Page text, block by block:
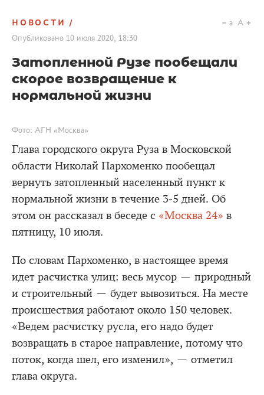
НОВОСТИ
Опубликовано 10 июля 2020, 18:30
a A
Затопленной Рузе пообещали
скорое возвращение к
нормальной жизни
Фото: АГН «Москва»
Глава городского округа Руза в Московской
области Николай Пархоменко пообещал
вернуть затопленный населенный пункт к
нормальной жизни в течение 3-5 дней. Об
этом он рассказал в беседе с «Москва 24» в
пятницу, 10 июля.
По словам Пархоменко, в настоящее время
идет расчистка улиц: весь мусор — природный
и строительный — будет вывозиться. На месте
происшествия работают около 150 человек.
«Ведем расчистку русла, его надо будет
возвращать в старое направление, потому что
поток, когда шел, его изменил», — отметил
глава округа.